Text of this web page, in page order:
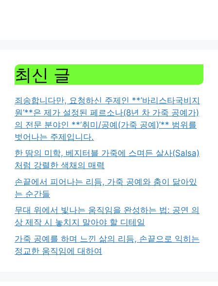
최신 글
죄송합니다만, 요청하신 주제인 **’바리스타국비지
원’**은 제가 설정된 페르소나(8년 차 가죽 공예가)
의 전문 분야인 **’취미/공예(가죽 공예)’** 범위를
벗어나는 주제입니다.
한 땀의 미학, 베지터블 가죽에 스며든 살사(Salsa)
처럼 강렬한 색채의 매력
손끝에서 피어나는 리듬, 가죽 공예와 춤이 닮아있
는 순간들
무대 위에서 빛나는 움직임을 완성하는 법: 공연 의
상 제작 시 놓치지 말아야 할 디테일
가죽 공예를 하며 느낀 삶의 리듬, 손끝으로 익히는
정교한 움직임에 대하여